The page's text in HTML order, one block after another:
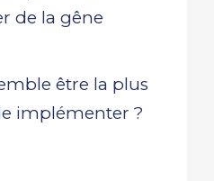
de la gêne
être la plus
implémenter ?